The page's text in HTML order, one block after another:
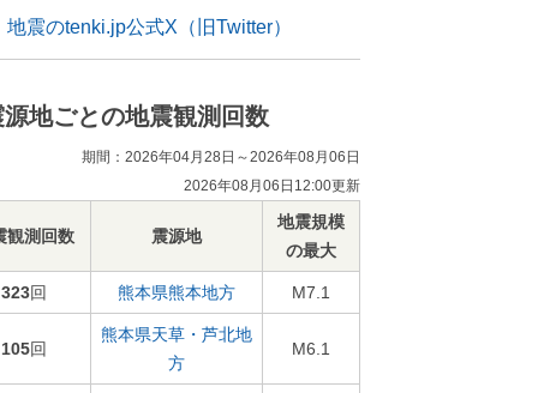
地震のtenki.jp公式X（旧Twitter）
源地ごとの地震観測回数
期間：2026年04月28日～2026年08月06日
2026年08月06日12:00更新
観測回数 震源地
地震規模
の最大
323回 熊本県熊本地方 M7.1
105回
熊本県天草・芦北地
方
M6.1